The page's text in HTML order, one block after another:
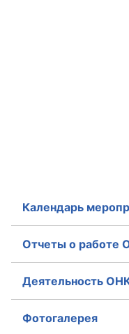
Документы ОП КО
Кодекс этики
Положения
Соглашения
Календарь
Отчеты о работе
Деятельность
Фотогалерея